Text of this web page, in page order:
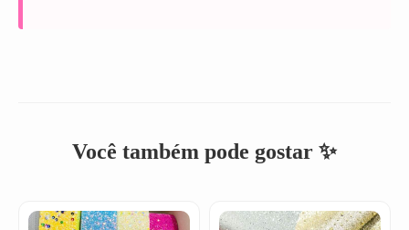
Você também pode gostar ✨